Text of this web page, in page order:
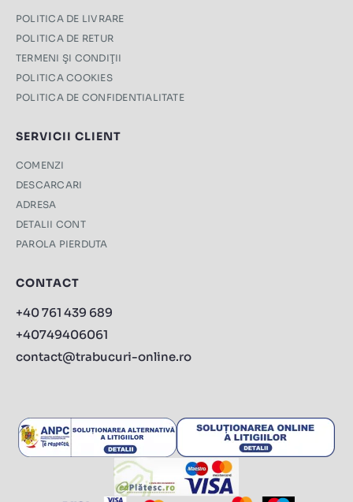
POLITICA DE LIVRARE
POLITICA DE RETUR
TERMENI ŞI CONDIŢII
POLITICA COOKIES
POLITICA DE CONFIDENTIALITATE
SERVICII CLIENT
COMENZI
DESCARCARI
ADRESA
DETALII CONT
PAROLA PIERDUTA
CONTACT
+40 761 439 689
+40749406061
contact@trabucuri-online.ro